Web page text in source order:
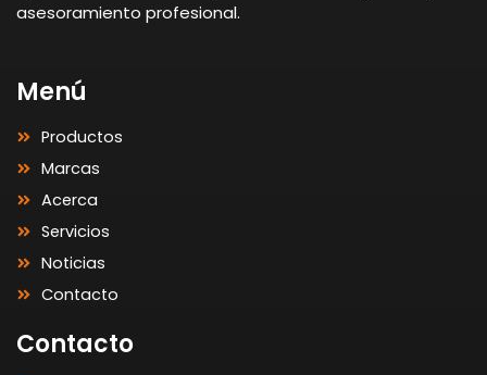
asesoramiento profesional.
Menú
Productos
Marcas
Acerca
Servicios
Noticias
Contacto
Contacto